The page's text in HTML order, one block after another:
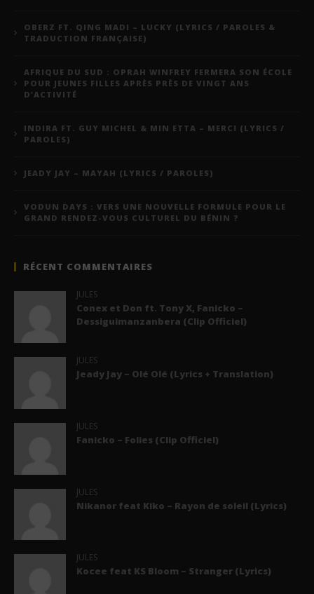
OBERZ FT. QING MADI – LUCKY (LYRICS / PAROLES &
TRADUCTION FRANÇAISE)
AFRIQUE DU SUD : OPRAH WINFREY FERMERA SON ÉCOLE
POUR JEUNES FILLES APRÈS PRÈS DE VINGT ANS
D’ACTIVITÉ
INDIRA FT. GUY MICHEL & MIN ETTA – MERCI (LYRICS /
PAROLES)
JEADY JAY – MAYAH (LYRICS / PAROLES)
VODUN DAYS : VERS UNE NOUVELLE FORMULE POUR LE
GRAND RENDEZ-VOUS CULTUREL DU BÉNIN ?
RÉCENT COMMENTAIRES
JULES
Conex et Don ft. Tony X, Fanicko –
Dessiguimanzanbera (Clip Officiel)
JULES
Jeady Jay – Olé Olé (Lyrics + Translation)
JULES
Fanicko – Folies (Clip Officiel)
JULES
Nikanor feat Kiko – Rayon de soleil (Lyrics)
JULES
Kocee feat KS Bloom – Stranger (Lyrics)